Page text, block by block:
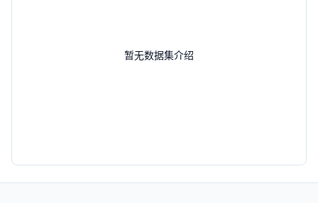
暂无数据集介绍